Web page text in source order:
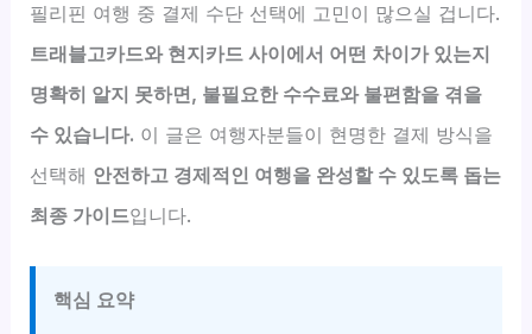
필리핀 여행 중 결제 수단 선택에 고민이 많으실 겁니다.
트래블고카드와 현지카드 사이에서 어떤 차이가 있는지
명확히 알지 못하면, 불필요한 수수료와 불편함을 겪을
수 있습니다. 이 글은 여행자분들이 현명한 결제 방식을
선택해 안전하고 경제적인 여행을 완성할 수 있도록 돕는
최종 가이드입니다.
핵심 요약